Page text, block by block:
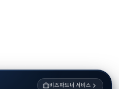
비즈파트너 서비스